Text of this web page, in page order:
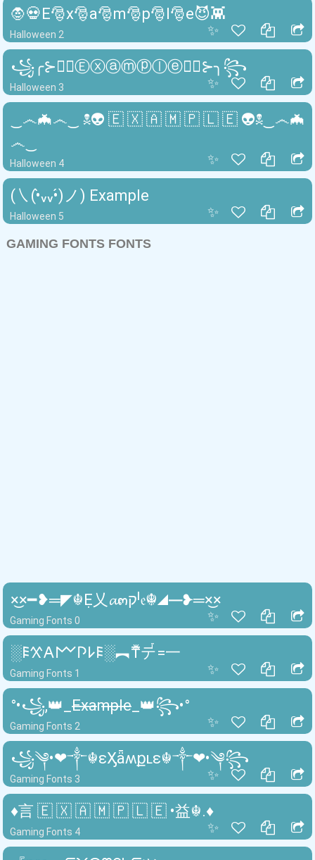
✨
Halloween 2
🧛💀E🎅x🎅a🎅m🎅p🎅l🎅e😈👾
✨
Halloween 3
꧁╭⊱🧛‍♂️Ⓔⓧⓐⓜⓟⓛⓔ🧛‍♂️⊱╮꧂
✨
Halloween 4
‿෴🦇෴‿ ☠👽 🇪 🇽 🇦 🇲 🇵 🇱 🇪 👽☠‿෴🦇
෴‿
✨
Halloween 5
(㇏(•̀ᵥᵥ•́)ノ) Example
GAMING FONTS FONTS
✨
Gaming Fonts 0
×͜×━❥═◤☬Ẹ乂𝓪๓קˡ𝔢☬◢━❥═×͜×
✨
Gaming Fonts 1
░𐌄𐋄𐌀𐌌𐌐𐌋𐌄░︻₸ⷤテꙶ=一
✨
Gaming Fonts 2
°•꧁,👑_E̶x̶a̶m̶p̶l̶e̶_👑꧂•°
✨
Gaming Fonts 3
꧁༆•❤༒☬ɛӼǟʍքʟɛ☬༒❤•༆꧂
✨
Gaming Fonts 4
♦言 🇪 🇽 🇦 🇲 🇵 🇱 🇪 •益☬.♦